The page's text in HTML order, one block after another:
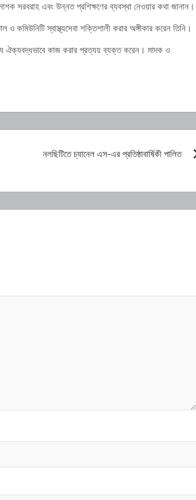
সরবরাহ এবং উন্নত প্রশিক্ষণের ব্যবস্থা নেওয়ার কথা জানান।
কমিউনিটি স্বাস্থ্যসেবা শক্তিশালী করার অঙ্গীকার করেন তিনি।
ঐক্যবদ্ধভাবে কাজ করার প্রত্যয় ব্যক্ত করেন। মাদক ও
নলছিটিতে চ্যানেল এস-এর প্রতিষ্ঠাবার্ষিকী পালিত